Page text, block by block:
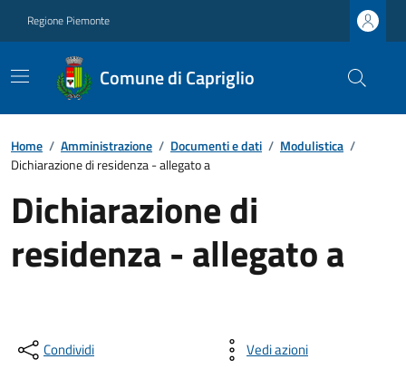
Regione Piemonte
Comune di Capriglio
Home / Amministrazione / Documenti e dati / Modulistica /
Dichiarazione di residenza - allegato a
Dichiarazione di
residenza - allegato a
Condividi Vedi azioni